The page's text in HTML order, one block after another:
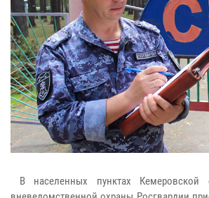
В населенных пунктах Кемеровской